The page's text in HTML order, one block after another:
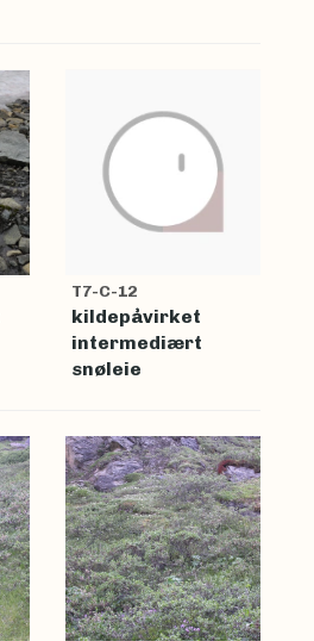
T7-C-12
kildepåvirket
intermediært
snøleie